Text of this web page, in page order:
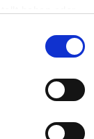
€
1-2 Werktage